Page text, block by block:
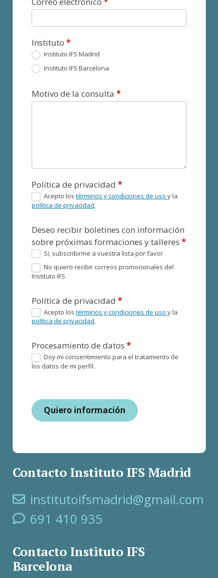
Instituto*
Instituto IFS Madrid
Instituto IFS Barcelona
Motivo de la consulta*
Política de privacidad*
Acepto lostérminos y condiciones de usoy la
política de privacidad.
Deseo recibir boletines con información
sobre próximas formaciones y talleres*
Si, subscribirme a vuestra lista por favor
No quiero recibir correos promocionales del
Instituto IFS
Política de privacidad*
Acepto lostérminos y condiciones de usoy la
política de privacidad.
Procesamiento de datos*
Doy mi consentimiento para el tratamiento de
los datos de mi perfil.
Quiero información
Contacto Instituto IFS Madrid
institutoifsmadrid@gmail.com
691 410 935
Contacto Instituto IFS
Barcelona